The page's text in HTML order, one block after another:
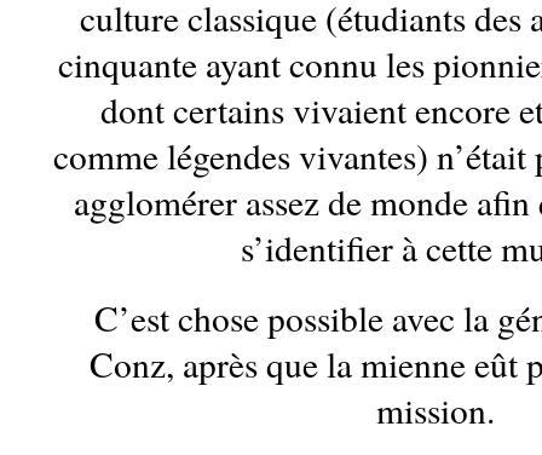
culture classique (étudiants des
cinquante ayant connu les
dont certains vivaient encore
comme légendes vivantes) n’était
agglomérer assez de monde
s’identifier à cette
C’est chose possible avec la
Conz, après que la mienne eût
mission.